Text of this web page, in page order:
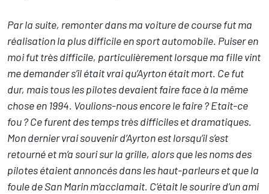
Par la suite, remonter dans ma voiture de course fut ma
réalisation la plus difficile en sport automobile. Puiser en
moi fut très difficile, particulièrement lorsque ma fille vint
me demander s’il était vrai qu’Ayrton était mort. Ce fut
dur, mais tous les pilotes devaient faire face à la même
chose en 1994. Voulions-nous encore le faire ? Etait-ce
fou ? Ce furent des temps très difficiles et dramatiques.
Mon dernier vrai souvenir d’Ayrton est lorsqu’il s’est
retourné et m’a souri sur la grille, alors que les noms des
pilotes étaient annoncés dans les haut-parleurs et que la
foule de San Marin m’acclamait. C’était le sourire d’un ami